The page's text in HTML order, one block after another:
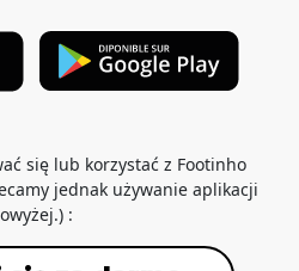
się lub korzystać z Footinho
jednak używanie aplikacji
: